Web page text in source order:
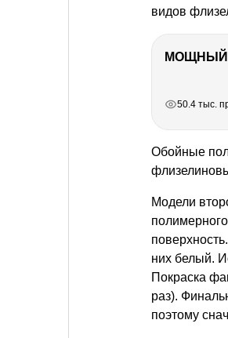
видов
МОЩНЫЙ
50.4 тыс.
Обойные
Модели
них белый.
Покраска
раз).
поэтому